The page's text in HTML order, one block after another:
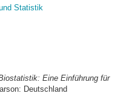
Statistik
Eine Einführung für
Deutschland